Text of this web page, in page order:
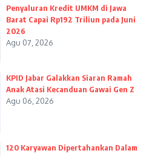
Penyaluran Kredit UMKM di Jawa
Barat Capai Rp192 Triliun pada Juni
2026
Agu 07, 2026
KPID Jabar Galakkan Siaran Ramah
Anak Atasi Kecanduan Gawai Gen Z
Agu 06, 2026
120 Karyawan Dipertahankan Dalam